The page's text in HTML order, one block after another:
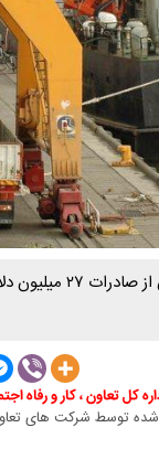
مدیرکل تعاون،
کل تعاون ، کار و رفاه